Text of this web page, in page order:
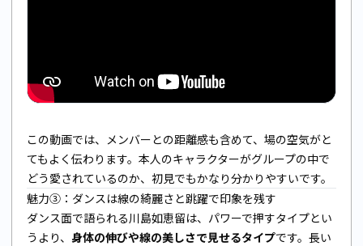
この動画では、メンバーとの距離感も含めて、場の空気がと
てもよく伝わります。本人のキャラクターがグループの中で
どう愛されているのか、初見でもかなり分かりやすいです。
魅力③：ダンスは線の綺麗さと跳躍で印象を残す
ダンス面で語られる川島如恵留は、パワーで押すタイプとい
うより、 身体の伸びや線の美しさで見せるタイプです。長い